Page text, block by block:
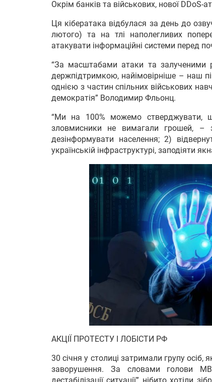
Окрім банків та військових, нової DDoS-
Ця кібератака відбулася за день до
лютого) та на тлі наполегливих
атакувати інформаційні системи перед
“За масштабами атаки та залученими
держпідтримкою, найімовірніше – наш
однією з частин спільних військових
демократія” Володимир Фльонц.
“Ми на 100% можемо стверджувати,
зловмисники не вимагали грошей, –
дезінформувати населення; 2)
українській інфраструктурі, заподіяти
АКЦІЇ ПРОТЕСТУ І ЛОБІСТИ РФ
30 січня у столиці затримали групу
заворушення. За словами голови